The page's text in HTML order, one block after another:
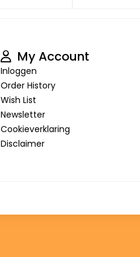
My Account
Inloggen
Order History
Wish List
Newsletter
Cookieverklaring
Disclaimer